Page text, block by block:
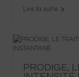
Lire la suite
PRODIGE,